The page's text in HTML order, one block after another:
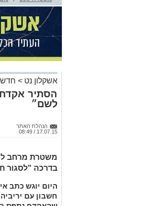
אשקלון נט >
הסתיר אקדח
לשם״
הנהלת האתר
17.07.15 / 08:49
משטרת מרחב
בדרכה "לסגור
היום יוגש כתב